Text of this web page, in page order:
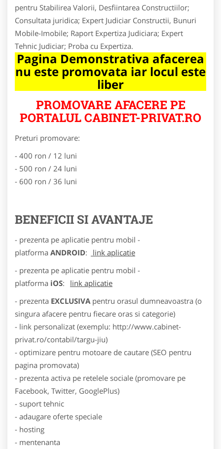
pentru Stabilirea Valorii, Desfiintarea Constructiilor;
Consultata juridica; Expert Judiciar Constructii, Bunuri
Mobile-Imobile; Raport Expertiza Judiciara; Expert
Tehnic Judiciar; Proba cu Expertiza.
Pagina Demonstrativa afacerea
nu este promovata iar locul este
liber
PROMOVARE AFACERE PE
PORTALUL CABINET-PRIVAT.RO
Preturi promovare:
- 400 ron / 12 luni
- 500 ron / 24 luni
- 600 ron / 36 luni
BENEFICII SI AVANTAJE
- prezenta pe aplicatie pentru mobil -
platforma ANDROID:
link aplicatie
- prezenta pe aplicatie pentru mobil -
platforma iOS:
link aplicatie
- prezenta EXCLUSIVA pentru orasul dumneavoastra (o
singura afacere pentru fiecare oras si categorie)
- link personalizat (exemplu: http://www.cabinet-
privat.ro/contabil/targu-jiu)
- optimizare pentru motoare de cautare (SEO pentru
pagina promovata)
- prezenta activa pe retelele sociale (promovare pe
Facebook, Twitter, GooglePlus)
- suport tehnic
- adaugare oferte speciale
- hosting
- mentenanta